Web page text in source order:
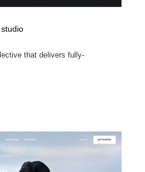
that delivers fully-